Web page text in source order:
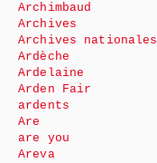
Archimbaud
Archives
Archives nationales
Ardèche
Ardelaine
Arden Fair
ardents
Are
are you
Areva